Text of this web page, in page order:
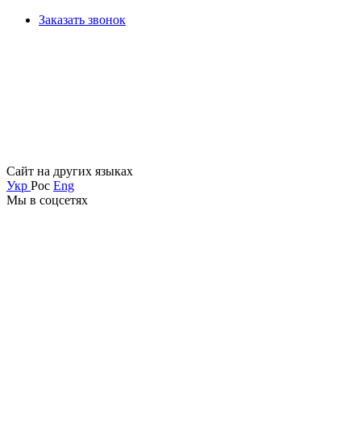
Заказать звонок
Сайт на других языках
Укр Рос Eng
Мы в соцсетях